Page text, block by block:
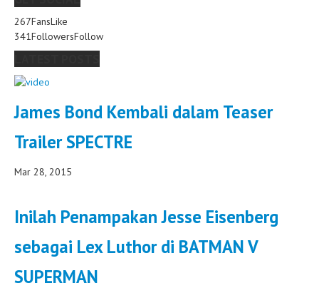
267FansLike
341FollowersFollow
James Bond Kembali dalam Teaser
Trailer SPECTRE
Mar 28, 2015
Inilah Penampakan Jesse Eisenberg
sebagai Lex Luthor di BATMAN V
SUPERMAN